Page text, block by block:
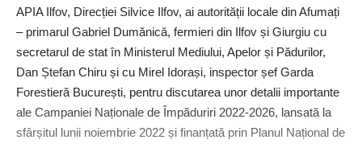
APIA Ilfov, Direcției Silvice Ilfov, ai autorității locale din Afumați
– primarul Gabriel Dumănică, fermieri din Ilfov și Giurgiu cu
secretarul de stat în Ministerul Mediului, Apelor și Pădurilor,
Dan Ștefan Chiru și cu Mirel Idorași, inspector șef Garda
Forestieră București, pentru discutarea unor detalii importante
ale Campaniei Naționale de Împăduriri 2022-2026, lansată la
sfârșitul lunii noiembrie 2022 și finanțată prin Planul Național de